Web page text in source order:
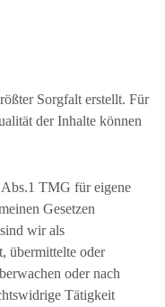
Sorgfalt erstellt. Für
der Inhalte können
TMG für eigene
Gesetzen
wir als
übermittelte oder
oder nach
Tätigkeit